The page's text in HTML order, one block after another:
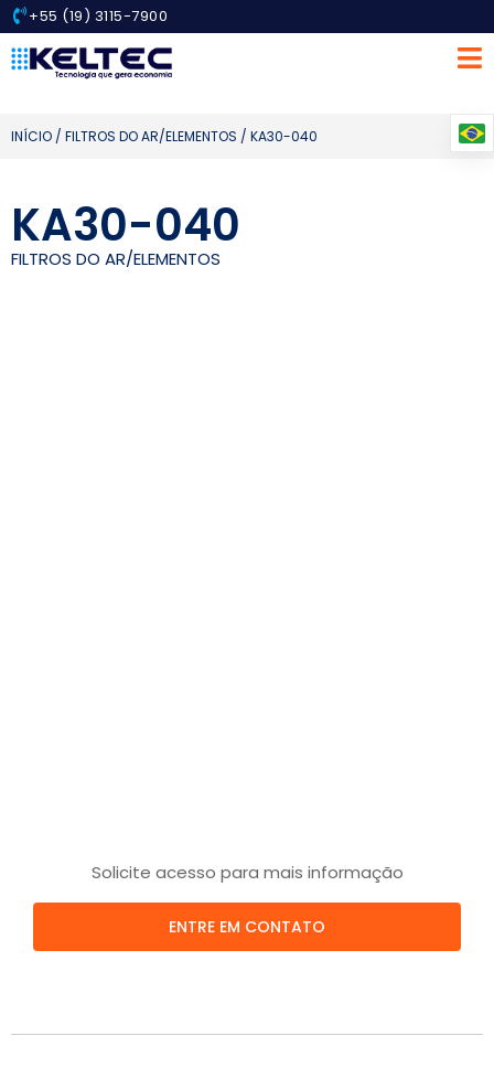
+55 (19) 3115-7900
INÍCIO / FILTROS DO AR/ELEMENTOS / KA30-040
KA30-040
FILTROS DO AR/ELEMENTOS
Solicite acesso para mais informação
ENTRE EM CONTATO